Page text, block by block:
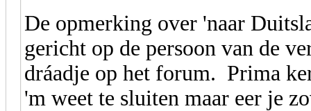
De opmerking over 'naar
gericht op de persoon van de
dráadje op het forum. Prima
'm weet te sluiten maar eer je